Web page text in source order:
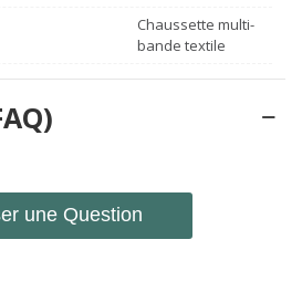
Chaussette multi-
bande textile
une Question